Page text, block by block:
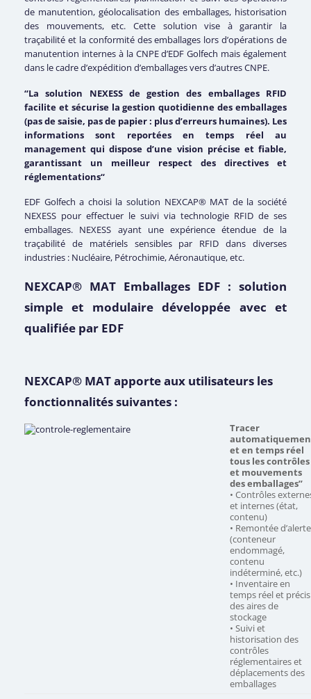
de manutention, géolocalisation des emballages, historisation
des mouvements, etc. Cette solution vise à garantir la
traçabilité et la conformité des emballages lors d’opérations de
manutention internes à la CNPE d’EDF Golfech mais également
dans le cadre d’expédition d’emballages vers d’autres CNPE.
“La solution NEXESS de gestion des emballages RFID
facilite et sécurise la gestion quotidienne des emballages
(pas de saisie, pas de papier : plus d’erreurs humaines). Les
informations sont reportées en temps réel au
management qui dispose d’une vision précise et fiable,
garantissant un meilleur respect des directives et
réglementations“
EDF Golfech a choisi la solution NEXCAP® MAT de la société
NEXESS pour effectuer le suivi via technologie RFID de ses
emballages. NEXESS ayant une expérience étendue de la
traçabilité de matériels sensibles par RFID dans diverses
industries : Nucléaire, Pétrochimie, Aéronautique, etc.
NEXCAP® MAT Emballages EDF : solution
simple et modulaire développée avec et
qualifiée par EDF
NEXCAP® MAT apporte aux utilisateurs les
fonctionnalités suivantes :
Tracer
et en temps réel
tous lescontrôles
et mouvements
des emballages”
• Contrôles
et internes (état,
contenu)
• Remontée
(conteneur
endommagé,
contenu
indéterminé, etc.)
• Inventaire en
temps réel et précis
des aires de
stockage
• Suivi et
historisation des
contrôles
réglementaires et
déplacements des
emballages